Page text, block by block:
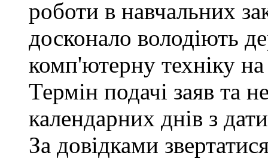
роботи в навчальних
досконало володіють
комп'ютерну техніку на
Термін подачі заяв та
календарних днів з
За довідками